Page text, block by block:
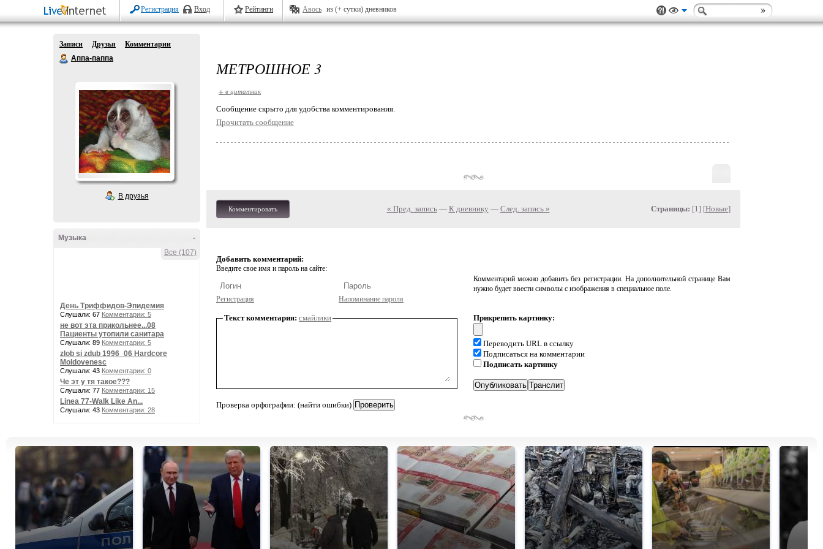
Регистрация Вход Рейтинги Авось из (+ сутки) дневников
Записи Друзья
Комментарии
Аппа-паппа
В друзья
-
Музыка
Все (107)
День Триффидов-Эпидемия
Слушали: 67 Комментарии: 5
не вот эта прикольнее...08
Пациенты утопили санитара
Слушали: 89 Комментарии: 5
zlob si zdub 1996_06 Hardcore
Moldovenesc
Слушали: 43 Комментарии: 0
Че эт у тя такое???
Слушали: 77 Комментарии: 15
Linea 77-Walk Like An...
Слушали: 43 Комментарии: 28
МЕТРОШНОЕ 3
+ в цитатник
Cообщение скрыто для удобства комментирования.
Прочитать сообщение
Комментировать « Пред. запись— К дневнику — След. запись » Страницы: [1] [Новые]
Добавить комментарий:
Введите свое имя и пароль на сайте:
Регистрация Напоминание пароля
Комментарий можно добавить без регистрации. На дополнительной странице Вам
нужно будет ввести символы с изображения в специальное поле.
Текст комментария: смайлики
Проверка орфографии: (найти ошибки)
Прикрепить картинку:
Переводить URL в ссылку
Подписаться на комментарии
Подписать картинку